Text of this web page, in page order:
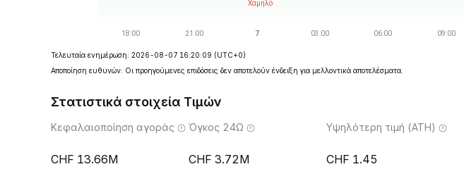
Τελευταία ενημέρωση: 2026-08-07 16:20:09 (UTC+0)
Αποποίηση ευθυνών: Οι προηγούμενες επιδόσεις δεν αποτελούν ένδειξη για μελλοντικά αποτελέσματα.
Στατιστικά στοιχεία Τιμών
Κεφαλαιοποίηση αγοράς
13.66M
Όγκος 24Ω
3.72M
Υψηλότερη τιμή (ATH)
1.45